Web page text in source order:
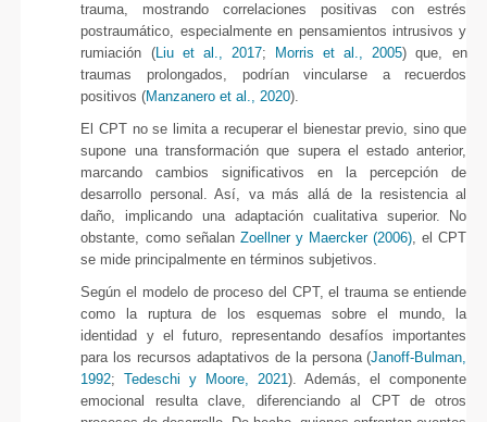
trauma, mostrando correlaciones positivas con estrés
postraumático, especialmente en pensamientos intrusivos y
rumiación (Liu et al., 2017; Morris et al., 2005) que, en
traumas prolongados, podrían vincularse a recuerdos
positivos (Manzanero et al., 2020).
El CPT no se limita a recuperar el bienestar previo, sino que
supone una transformación que supera el estado anterior,
marcando cambios significativos en la percepción de
desarrollo personal. Así, va más allá de la resistencia al
daño, implicando una adaptación cualitativa superior. No
obstante, como señalan Zoellner y Maercker (2006), el CPT
se mide principalmente en términos subjetivos.
Según el modelo de proceso del CPT, el trauma se entiende
como la ruptura de los esquemas sobre el mundo, la
identidad y el futuro, representando desafíos importantes
para los recursos adaptativos de la persona (Janoff-Bulman,
1992;Tedeschi y Moore, 2021). Además, el componente
emocional resulta clave, diferenciando al CPT de otros